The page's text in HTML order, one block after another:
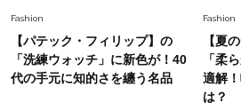
Fashion 2026.7.9
スタイリストが本気
Fashion
【パテック・フィリップ】の
「洗練ウォッチ」に新色が！40
代の手元に知的さを纏う名品
Fashion
【夏
「柔
適解
は？